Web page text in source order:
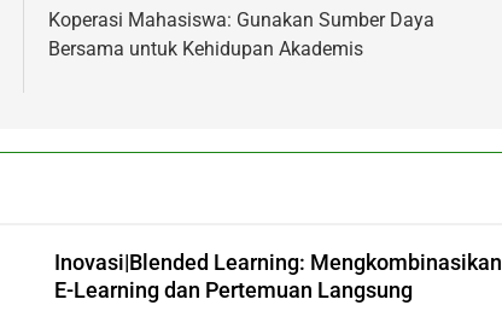
Koperasi Mahasiswa: Gunakan Sumber Daya
Bersama untuk Kehidupan Akademis
Inovasi|Blended Learning: Mengkombinasikan
E-Learning dan Pertemuan Langsung